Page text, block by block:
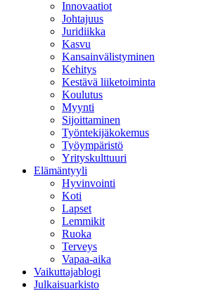
Innovaatiot
Johtajuus
Juridiikka
Kasvu
Kansainvälistyminen
Kehitys
Kestävä liiketoiminta
Koulutus
Myynti
Sijoittaminen
Työntekijäkokemus
Työympäristö
Yrityskulttuuri
Elämäntyyli
Hyvinvointi
Koti
Lapset
Lemmikit
Ruoka
Terveys
Vapaa-aika
Vaikuttajablogi
Julkaisuarkisto